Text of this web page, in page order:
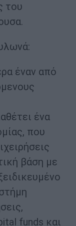
του
έναν από
ένα
που
βάση με
funds και